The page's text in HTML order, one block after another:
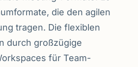
die den agilen
tragen. Die flexiblen
durch großzügige
für Team-